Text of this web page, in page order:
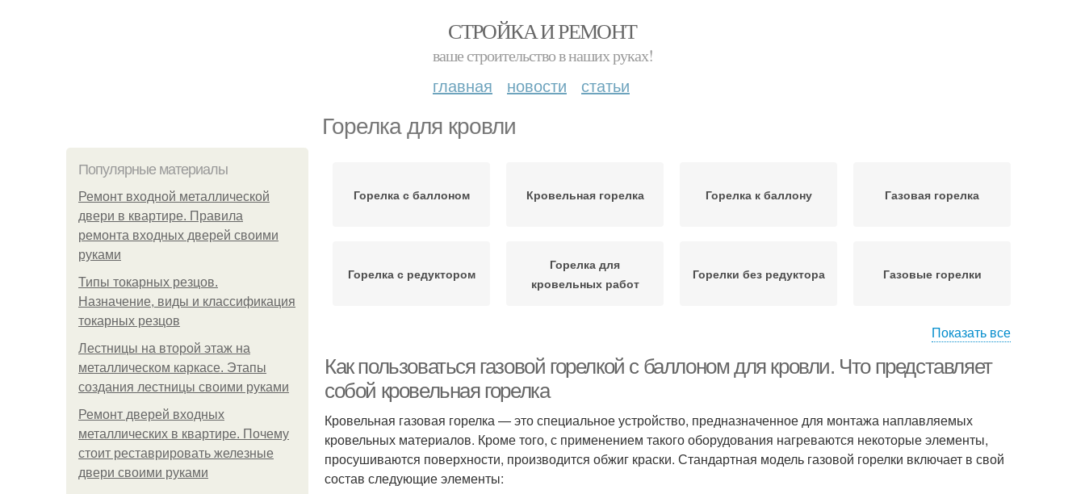
СТРОЙКА И РЕМОНТ
ваше строительство в наших руках!
главная новости статьи
Горелка для кровли
Популярные материалы
Ремонт входной металлической
двери в квартире. Правила
ремонта входных дверей своими
руками
Типы токарных резцов.
Назначение, виды и классификация
токарных резцов
Лестницы на второй этаж на
металлическом каркасе. Этапы
создания лестницы своими руками
Ремонт дверей входных
металлических в квартире. Почему
стоит реставрировать железные
двери своими руками
Горелка с баллоном Кровельная горелка Горелка к баллону Газовая горелка
Горелка с редуктором
Горелка для
кровельных работ
Горелки без редуктора Газовые горелки
Показать все
Как пользоваться газовой горелкой с баллоном для кровли. Что представляет
собой кровельная горелка
Кровельная газовая горелка — это специальное устройство, предназначенное для монтажа наплавляемых
кровельных материалов. Кроме того, с применением такого оборудования нагреваются некоторые элементы,
просушиваются поверхности, производится обжиг краски. Стандартная модель газовой горелки включает в свой
состав следующие элементы: